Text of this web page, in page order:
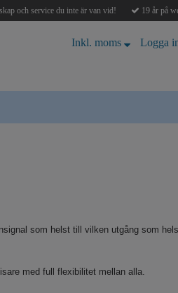
och service du inte är van vid! 19 år på
Inkl. moms Logga
som helst till vilken utgång som
med full flexibilitet mellan alla.